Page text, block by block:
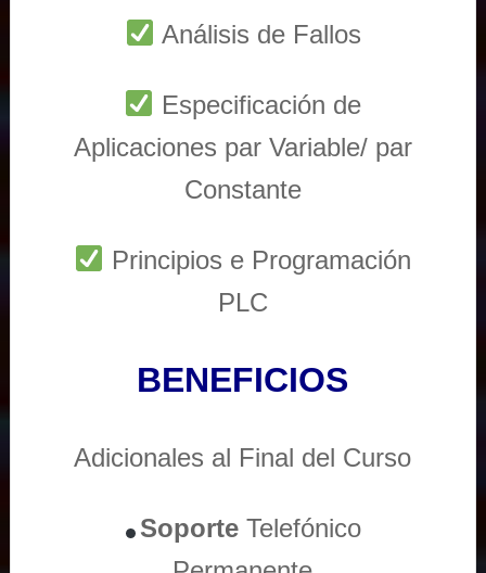
Análisis de Fallos
Especificación de
Aplicaciones par Variable/ par
Constante
Principios e Programación
PLC
BENEFICIOS
Adicionales al Final del Curso
Soporte Telefónico